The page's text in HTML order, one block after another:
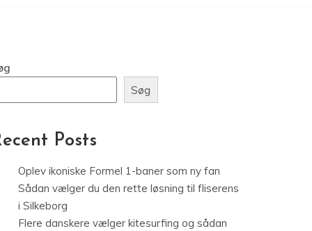
Søg
Posts
Oplev ikoniske Formel 1-baner som ny fan
Sådan vælger du den rette løsning til fliserens
i Silkeborg
Flere danskere vælger kitesurfing og sådan